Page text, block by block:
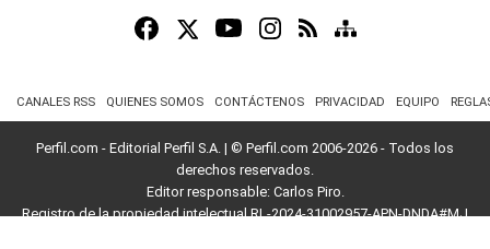
CANALES RSS QUIENES SOMOS CONTÁCTENOS PRIVACIDAD EQUIPO
Perfil.com - Editorial Perfil S.A. | © Perfil.com 2006-2026 - Todos los
derechos reservados.
Editor responsable: Carlos Piro.
Registro de la propiedad intelectual RL-2024-31002957-APN-DNDA#MJ